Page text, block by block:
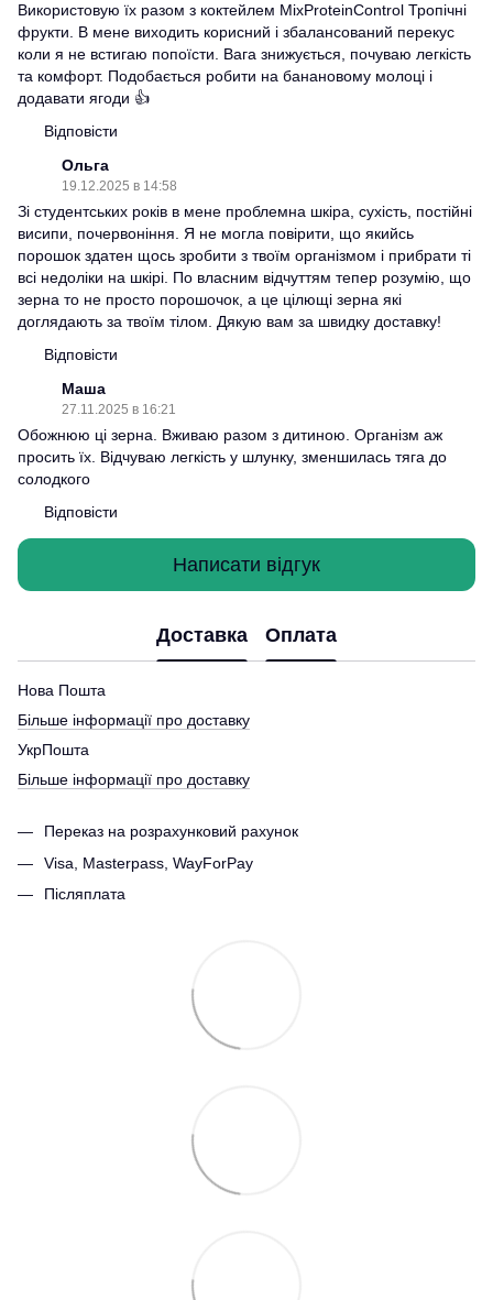
Використовую їх разом з коктейлем MixProteinControl Тропічні
фрукти. В мене виходить корисний і збалансований перекус
коли я не встигаю попоїсти. Вага знижується, почуваю легкість
та комфорт. Подобається робити на банановому молоці і
додавати ягоди 👍
Відповісти
Ольга
19.12.2025 в 14:58
Зі студентських років в мене проблемна шкіра, сухість, постійні
висипи, почервоніння. Я не могла повірити, що якийсь
порошок здатен щось зробити з твоїм організмом і прибрати ті
всі недоліки на шкірі. По власним відчуттям тепер розумію, що
зерна то не просто порошочок, а це цілющі зерна які
доглядають за твоїм тілом. Дякую вам за швидку доставку!
Відповісти
Маша
27.11.2025 в 16:21
Обожнюю ці зерна. Вживаю разом з дитиною. Організм аж
просить їх. Відчуваю легкість у шлунку, зменшилась тяга до
солодкого
Відповісти
Написати відгук
Доставка Оплата
Нова Пошта
Більше інформації про доставку
УкрПошта
Більше інформації про доставку
Переказ на розрахунковий рахунок
Visa, Masterpass, WayForPay
Післяплата